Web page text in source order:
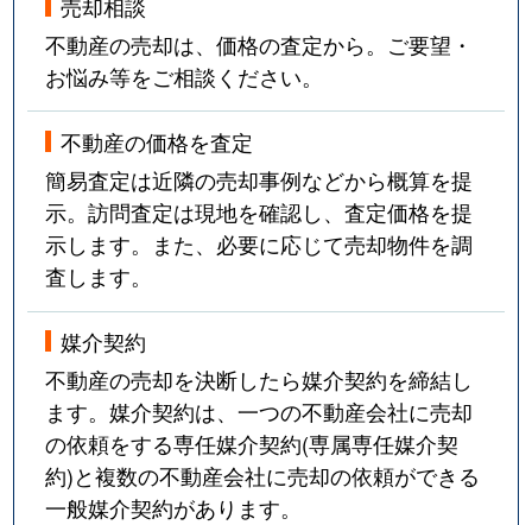
不動産の売却は、価格の査定から。ご要望・
お悩み等をご相談ください。
不動産の価格を査定
簡易査定は近隣の売却事例などから概算を提
示。訪問査定は現地を確認し、査定価格を提
示します。また、必要に応じて売却物件を調
査します。
媒介契約
不動産の売却を決断したら媒介契約を締結し
ます。媒介契約は、一つの不動産会社に売却
の依頼をする専任媒介契約(専属専任媒介契
約)と複数の不動産会社に売却の依頼ができる
一般媒介契約があります。